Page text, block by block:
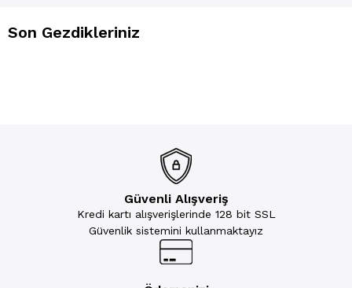
Son Gezdikleriniz
Güvenli Alışveriş
Kredi kartı alışverişlerinde 128 bit SSL
Güvenlik sistemini kullanmaktayız